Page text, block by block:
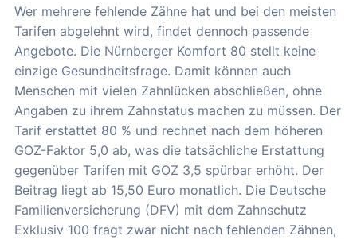
Wer mehrere fehlende Zähne hat und bei den meisten
Tarifen abgelehnt wird, findet dennoch passende
Angebote. Die Nürnberger Komfort 80 stellt keine
einzige Gesundheitsfrage. Damit können auch
Menschen mit vielen Zahnlücken abschließen, ohne
Angaben zu ihrem Zahnstatus machen zu müssen. Der
Tarif erstattet 80 % und rechnet nach dem höheren
GOZ-Faktor 5,0 ab, was die tatsächliche Erstattung
gegenüber Tarifen mit GOZ 3,5 spürbar erhöht. Der
Beitrag liegt ab 15,50 Euro monatlich. Die Deutsche
Familienversicherung (DFV) mit dem Zahnschutz
Exklusiv 100 fragt zwar nicht nach fehlenden Zähnen,